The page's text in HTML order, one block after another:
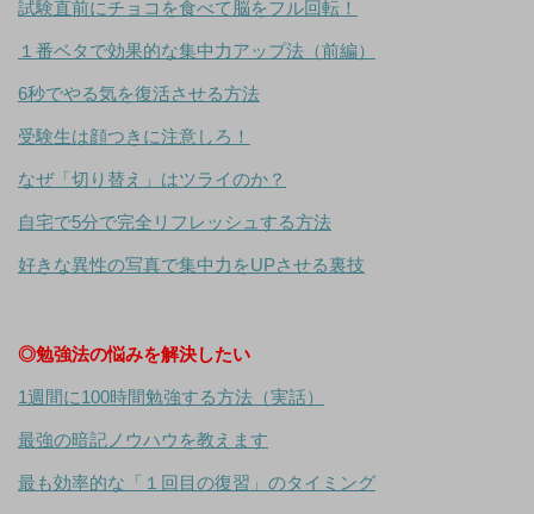
試験直前にチョコを食べて脳をフル回転！
１番ベタで効果的な集中力アップ法（前編）
6秒でやる気を復活させる方法
受験生は顔つきに注意しろ！
なぜ「切り替え」はツライのか？
自宅で5分で完全リフレッシュする方法
好きな異性の写真で集中力をUPさせる裏技
◎勉強法の悩みを解決したい
1週間に100時間勉強する方法（実話）
最強の暗記ノウハウを教えます
最も効率的な「１回目の復習」のタイミング